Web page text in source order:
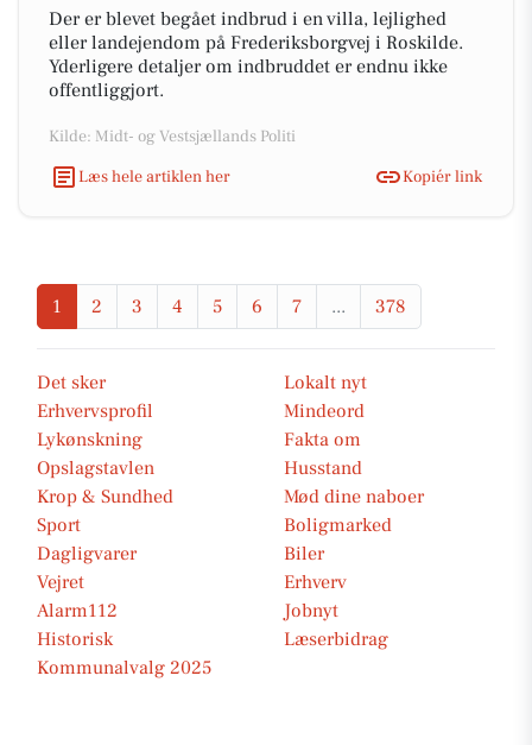
Der er blevet begået indbrud i en villa, lejlighed
eller landejendom på Frederiksborgvej i Roskilde.
Yderligere detaljer om indbruddet er endnu ikke
offentliggjort.
Kilde: Midt- og Vestsjællands Politi
Læs hele artiklen her
Kopiér link
1 2 3 4 5 6 7 ... 378
Det sker
Lokalt nyt
Erhvervsprofil
Mindeord
Lykønskning
Fakta om
Opslagstavlen
Husstand
Krop & Sundhed
Mød dine naboer
Sport
Boligmarked
Dagligvarer
Biler
Vejret
Erhverv
Alarm112
Jobnyt
Historisk
Læserbidrag
Kommunalvalg 2025